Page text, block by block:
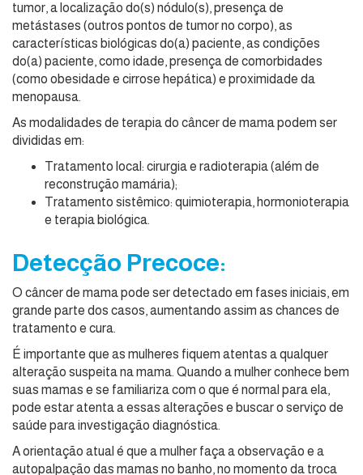
tumor, a localização do(s) nódulo(s), presença de
metástases (outros pontos de tumor no corpo), as
características biológicas do(a) paciente, as condições
do(a) paciente, como idade, presença de comorbidades
(como obesidade e cirrose hepática) e proximidade da
menopausa.
As modalidades de terapia do câncer de mama podem ser
divididas em:
Tratamento local: cirurgia e radioterapia (além de
reconstrução mamária);
Tratamento sistêmico: quimioterapia, hormonioterapia
e terapia biológica.
Detecção Precoce:
O câncer de mama pode ser detectado em fases iniciais, em
grande parte dos casos, aumentando assim as chances de
tratamento e cura.
É importante que as mulheres fiquem atentas a qualquer
alteração suspeita na mama. Quando a mulher conhece bem
suas mamas e se familiariza com o que é normal para ela,
pode estar atenta a essas alterações e buscar o serviço de
saúde para investigação diagnóstica.
A orientação atual é que a mulher faça a observação e a
autopalpação das mamas no banho, no momento da troca